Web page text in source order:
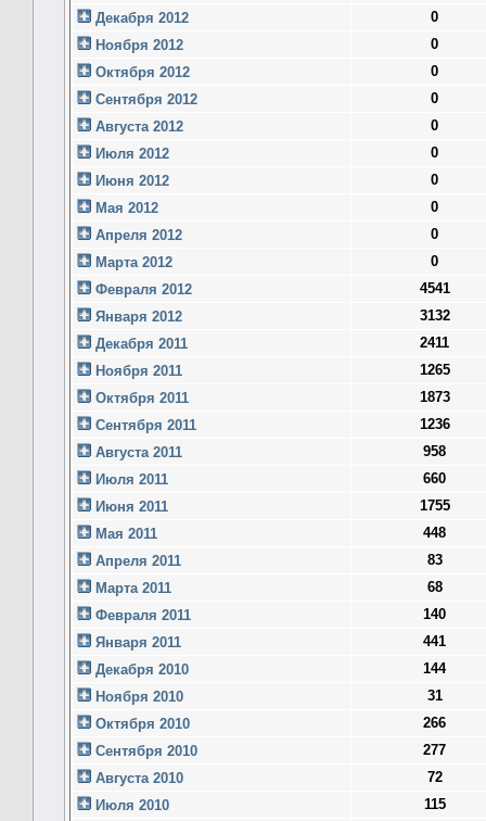
Декабря 2012
0
Ноября 2012
0
Октября 2012
0
Сентября 2012
0
Августа 2012
0
Июля 2012
0
Июня 2012
0
Мая 2012
0
Апреля 2012
0
Марта 2012
0
Февраля 2012
4541
Января 2012
3132
Декабря 2011
2411
Ноября 2011
1265
Октября 2011
1873
Сентября 2011
1236
Августа 2011
958
Июля 2011
660
Июня 2011
1755
Мая 2011
448
Апреля 2011
83
Марта 2011
68
Февраля 2011
140
Января 2011
441
Декабря 2010
144
Ноября 2010
31
Октября 2010
266
Сентября 2010
277
Августа 2010
72
Июля 2010
115